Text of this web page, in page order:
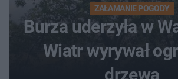
ZAŁAMANIE POGODY
Burza uderzyła w
Wiatr wyrywał
drzewa